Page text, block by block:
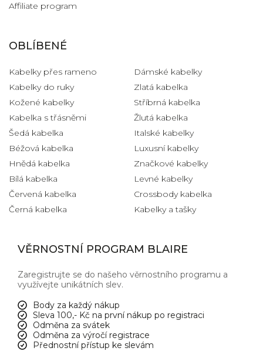
Affiliate program
OBLÍBENÉ
Kabelky přes rameno
Kabelky do ruky
Kožené kabelky
Kabelka s třásněmi
Šedá kabelka
Béžová kabelka
Hnědá kabelka
Bílá kabelka
Červená kabelka
Černá kabelka
Dámské kabelky
Zlatá kabelka
Stříbrná kabelka
Žlutá kabelka
Italské kabelky
Luxusní kabelky
Značkové kabelky
Levné kabelky
Crossbody kabelka
Kabelky a tašky
VĚRNOSTNÍ PROGRAM BLAIRE
Zaregistrujte se do našeho věrnostního programu a
využívejte unikátních slev.
Body za každý nákup
Sleva 100,- Kč na první nákup po registraci
Odměna za svátek
Odměna za výročí registrace
Přednostní přístup ke slevám